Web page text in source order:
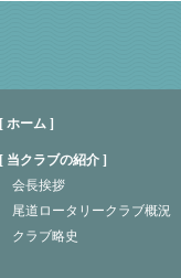
[ ホーム ]
当クラブの紹介
会長挨拶
尾道ロータリークラブ概況
クラブ略史